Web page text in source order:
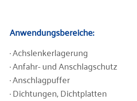
Anwendungsbereiche:
· Achslenkerlagerung
· Anfahr- und Anschlagschutz
· Anschlagpuffer
· Dichtungen, Dichtplatten